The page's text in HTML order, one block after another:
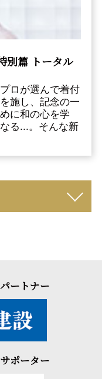
別篇 トータル
ロが選んで着付
施し、記念の一
に和の心を学
る...。そんな新
ートナー
ポーター